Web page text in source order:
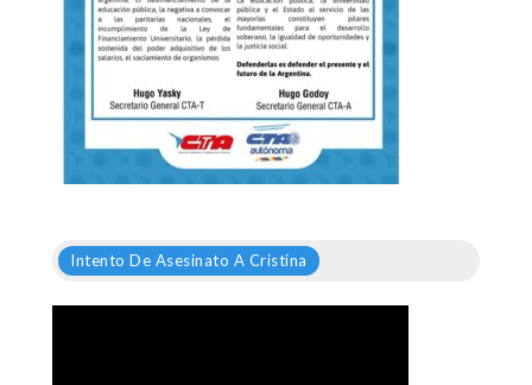
Intento De Asesinato A Cristina